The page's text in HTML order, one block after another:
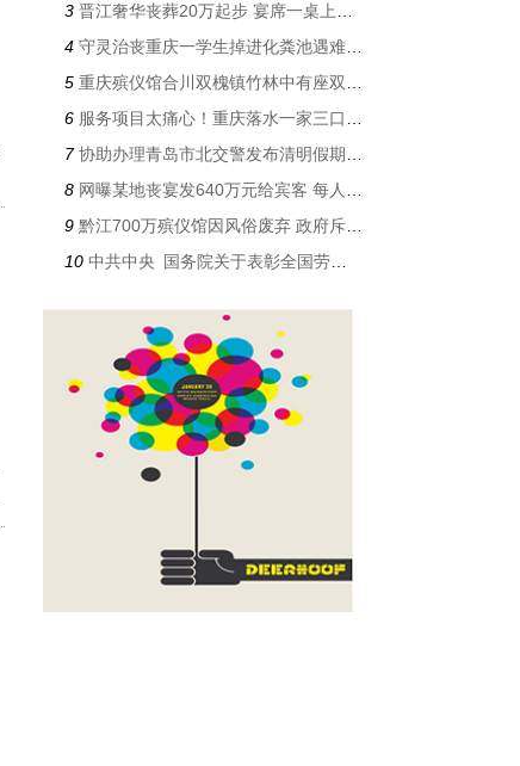
3 晋江奢华丧葬20万起步 宴席一桌上万没吃整桌倒
4 守灵治丧重庆一学生掉进化粪池遇难 多方回应 相关部门已介入处理
5 重庆殡仪馆合川双槐镇竹林中有座双狮古墓
6 服务项目太痛心！重庆落水一家三口遗体被找到
7 协助办理青岛市北交警发布清明假期安全出行提示
8 网曝某地丧宴发640万元给宾客 每人分4000块钱
9 黔江700万殡仪馆因风俗废弃 政府斥资3850万重建
10 中共中央 国务院关于表彰全国劳动模范和先进工作者的决定